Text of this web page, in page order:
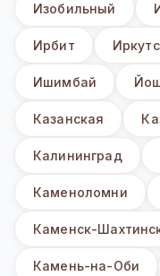
Изобильный
Ирбит
Ишимбай
Казанская
Калининград
Каменоломни
Каменск-
Камень-на-Оби